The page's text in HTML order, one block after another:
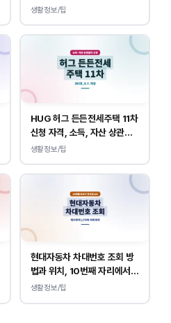
생활정보/팁
HUG 허그 든든전세주택 11차
신청 자격, 소득, 자산 상관없
이 가능합니다.
생활정보/팁
현대자동차 차대번호 조회 방
법과 위치, 10번째 자리에서
연식 확인!
생활정보/팁